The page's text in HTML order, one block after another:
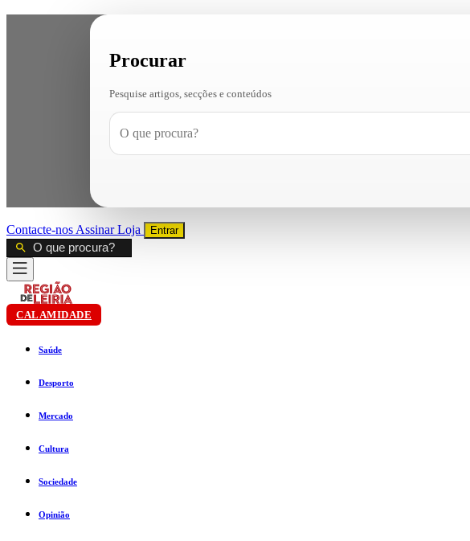
Procurar
Pesquise artigos, secções e conteúdos
Contacte-nos AssinarLoja Entrar
CALAMIDADE
Saúde
Desporto
Mercado
Cultura
Sociedade
Opinião